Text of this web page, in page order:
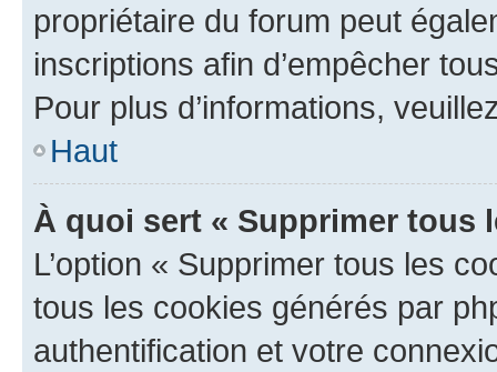
propriétaire du forum peut
inscriptions afin d’empêcher
Pour plus d’informations,
Haut
À quoi sert « Supprimer tous
L’option « Supprimer tous les
tous les cookies générés par
authentification et votre